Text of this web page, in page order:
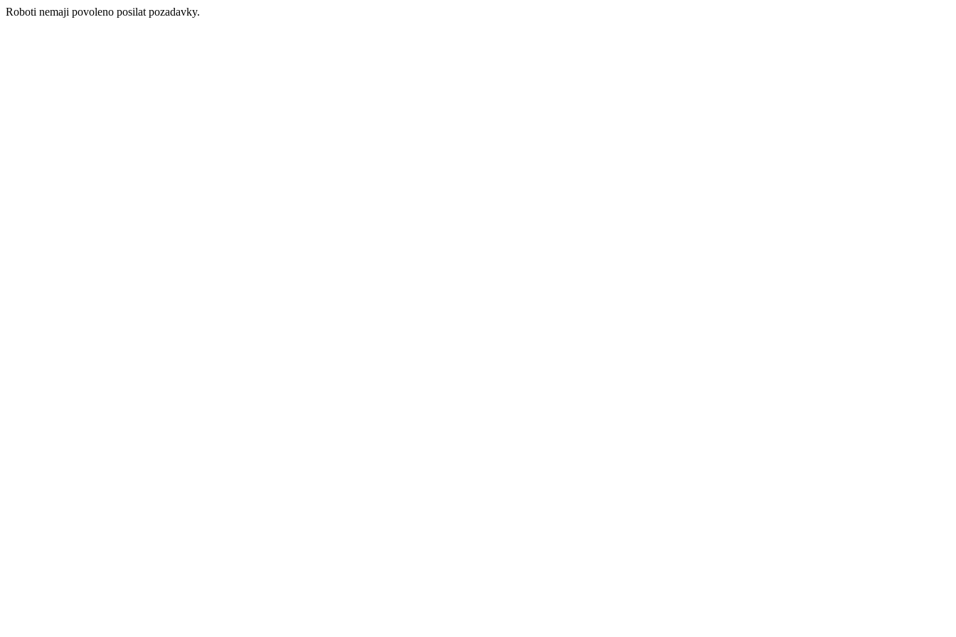
Roboti nemaji povoleno posilat pozadavky.